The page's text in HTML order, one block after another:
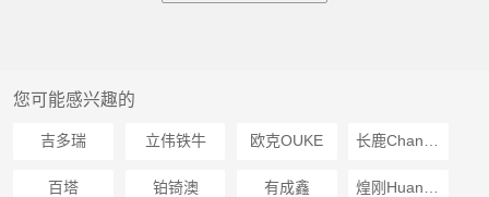
您可能感兴趣的
吉多瑞 立伟铁牛 欧克OUKE
百塔 铂锜澳 有成鑫